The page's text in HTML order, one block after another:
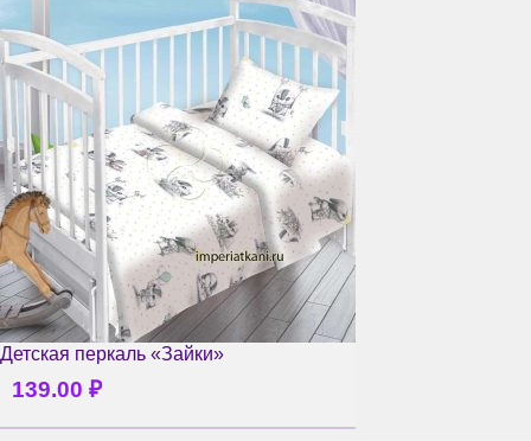
Детская перкаль «Зайки»
139.00 ₽